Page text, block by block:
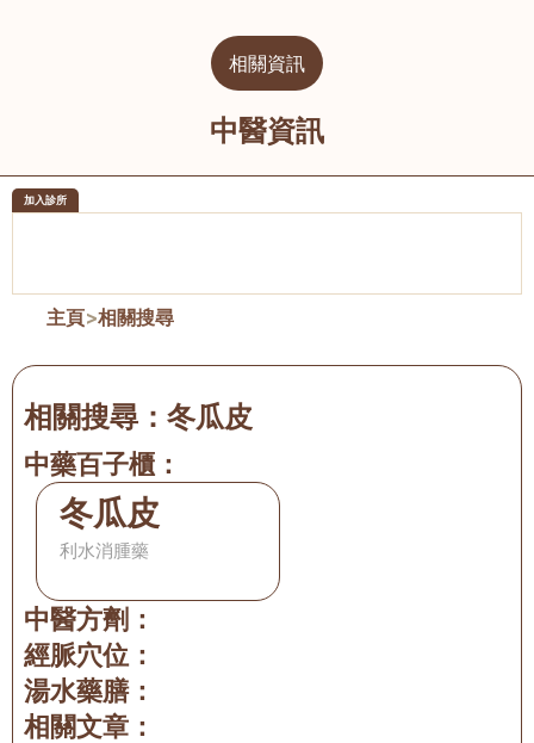
相關資訊
中醫資訊
加入診所
主頁>相關搜尋
相關搜尋： 冬瓜皮
中藥百子櫃：
冬瓜皮
利水消腫藥
中醫方劑：
經脈穴位：
湯水藥膳：
相關文章：